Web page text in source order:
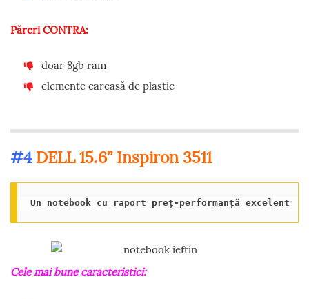
Păreri CONTRA:
doar 8gb ram
elemente carcasă de plastic
#4DELL 15.6” Inspiron 3511
Un notebook cu raport preț-performanță excelent
Cele mai bune caracteristici: